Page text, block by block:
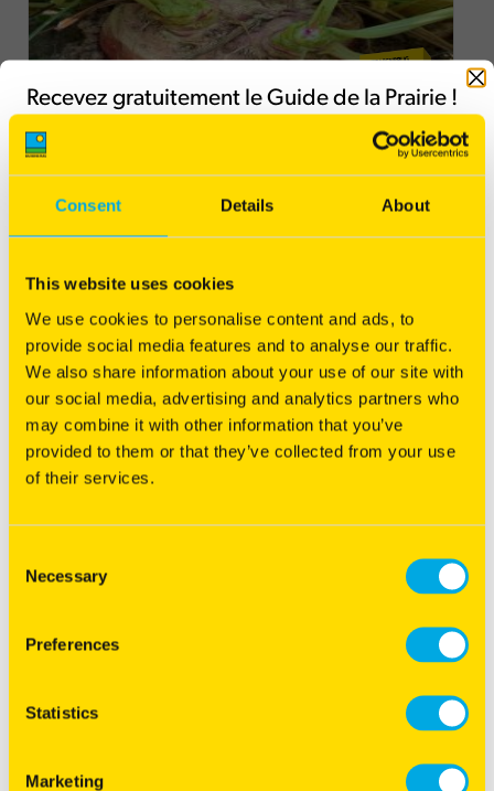
Consent Details About
This website uses cookies
We use cookies to personalise content and ads, to
provide social media features and to analyse our traffic.
We also share information about your use of our site with
our social media, advertising and analytics partners who
may combine it with other information that you’ve
provided to them or that they’ve collected from your use
of their services.
Selection
Necessary
Preferences
Statistics
Marketing
Mélange prêt à l'emploi
Fermer
Recevez gratuitement le Guide de la Prairie !